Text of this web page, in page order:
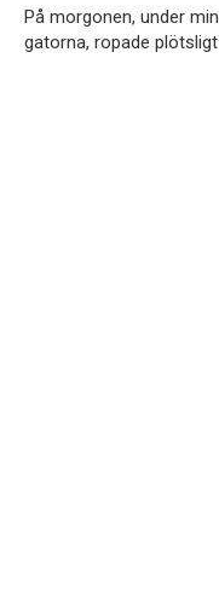
På morgonen, under
gatorna, ropade